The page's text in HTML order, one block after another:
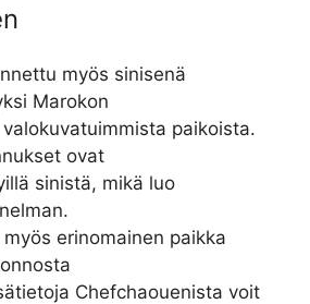
myös sinisenä
Marokon
paikoista.
ovat
sinistä, mikä luo
erinomainen paikka
Chefchaouenista voit